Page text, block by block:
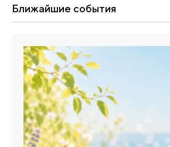
Ближайшие события